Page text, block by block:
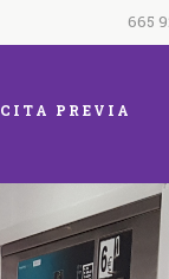
665
CITA PREVIA